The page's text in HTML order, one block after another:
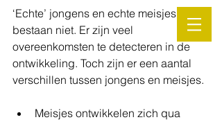
‘Echte’ jongens en echte meisjes
bestaan niet. Er zijn veel
overeenkomsten te detecteren in de
ontwikkeling. Toch zijn er een aantal
verschillen tussen jongens en meisjes.
Meisjes ontwikkelen zich qua